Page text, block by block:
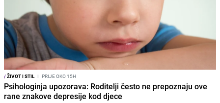
/ŽIVOT I STIL I PRIJE OKO 15H
Psihologinja upozorava: Roditelji često ne prepoznaju ove
rane znakove depresije kod djece